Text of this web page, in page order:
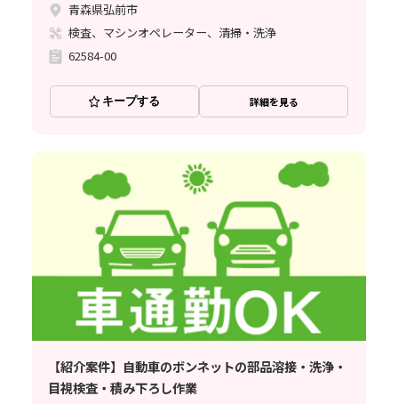
青森県弘前市
検査、マシンオペレーター、清掃・洗浄
62584-00
キープする 詳細を見る
【紹介案件】自動車のボンネットの部品溶接・洗浄・
目視検査・積み下ろし作業